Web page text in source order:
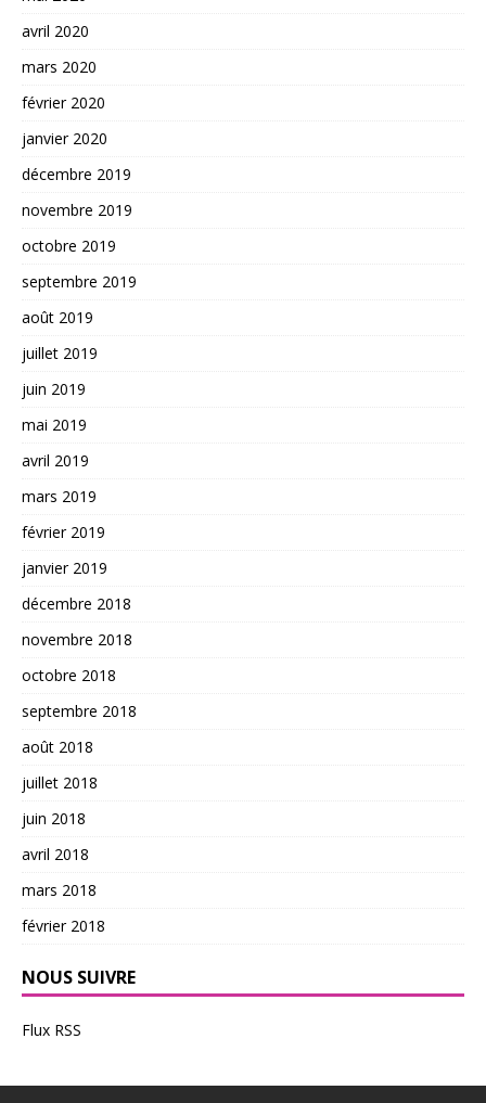
avril 2020
mars 2020
février 2020
janvier 2020
décembre 2019
novembre 2019
octobre 2019
septembre 2019
août 2019
juillet 2019
juin 2019
mai 2019
avril 2019
mars 2019
février 2019
janvier 2019
décembre 2018
novembre 2018
octobre 2018
septembre 2018
août 2018
juillet 2018
juin 2018
avril 2018
mars 2018
février 2018
NOUS SUIVRE
Flux RSS